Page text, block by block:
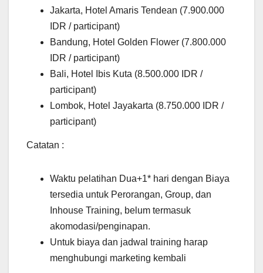
Jakarta, Hotel Amaris Tendean (7.900.000
IDR / participant)
Bandung, Hotel Golden Flower (7.800.000
IDR / participant)
Bali, Hotel Ibis Kuta (8.500.000 IDR /
participant)
Lombok, Hotel Jayakarta (8.750.000 IDR /
participant)
Catatan :
Waktu pelatihan Dua+1* hari dengan Biaya
tersedia untuk Perorangan, Group, dan
Inhouse Training, belum termasuk
akomodasi/penginapan.
Untuk biaya dan jadwal training harap
menghubungi marketing kembali